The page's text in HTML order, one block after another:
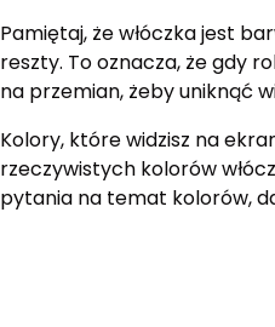
Pamiętaj, że włóczka jest
reszty. To oznacza, że gdy
na przemian, żeby uniknąć
Kolory, które widzisz na
rzeczywistych kolorów
pytania na temat kolorów,